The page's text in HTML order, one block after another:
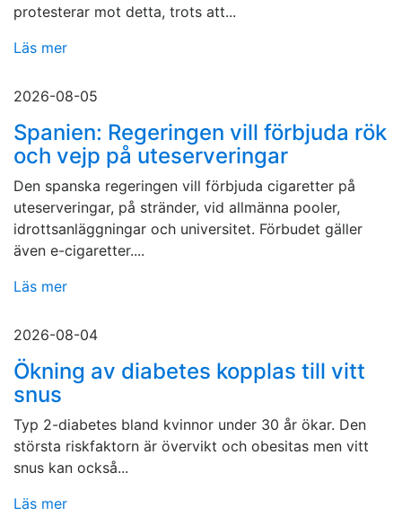
protesterar mot detta, trots att...
Läs mer
2026-08-05
Spanien: Regeringen vill förbjuda rök
och vejp på uteserveringar
Den spanska regeringen vill förbjuda cigaretter på
uteserveringar, på stränder, vid allmänna pooler,
idrottsanläggningar och universitet. Förbudet gäller
även e-cigaretter....
Läs mer
2026-08-04
Ökning av diabetes kopplas till vitt
snus
Typ 2-diabetes bland kvinnor under 30 år ökar. Den
största riskfaktorn är övervikt och obesitas men vitt
snus kan också...
Läs mer